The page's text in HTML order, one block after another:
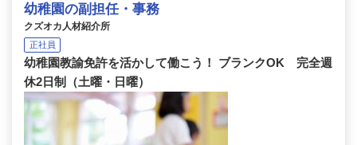
幼稚園の副担任・事務
クズオカ人材紹介所
正社員
幼稚園教諭免許を活かして働こう！ ブランクOK 完全週
休2日制（土曜・日曜）